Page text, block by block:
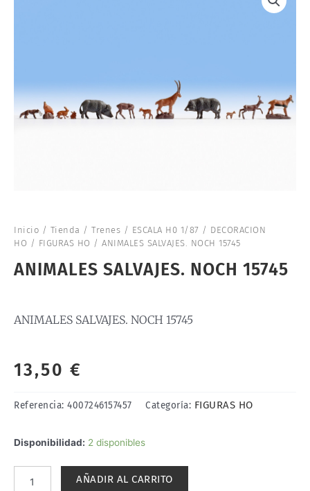
Inicio / Tienda / Trenes / ESCALA H0 1/87 / DECORACION
HO / FIGURAS HO / ANIMALES SALVAJES. NOCH 15745
ANIMALES SALVAJES. NOCH 15745
ANIMALES SALVAJES. NOCH 15745
13,50 €
Referencia: 4007246157457 Categoría: FIGURAS HO
Disponibilidad: 2 disponibles
ANIMALES
15745
AÑADIR AL CARRITO